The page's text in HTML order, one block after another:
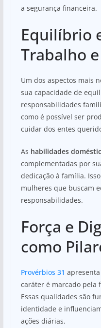
a segurança financeira.
Equilíbrio
Trabalho
Um dos aspectos mais
sua capacidade de
responsabilidades
como é possível ser
cuidar dos entes
As habilidades
complementadas por
dedicação à família.
mulheres que buscam
responsabilidades.
Força e
como
Provérbios 31
caráter é marcado pela
Essas qualidades são
identidade e
ações diárias.